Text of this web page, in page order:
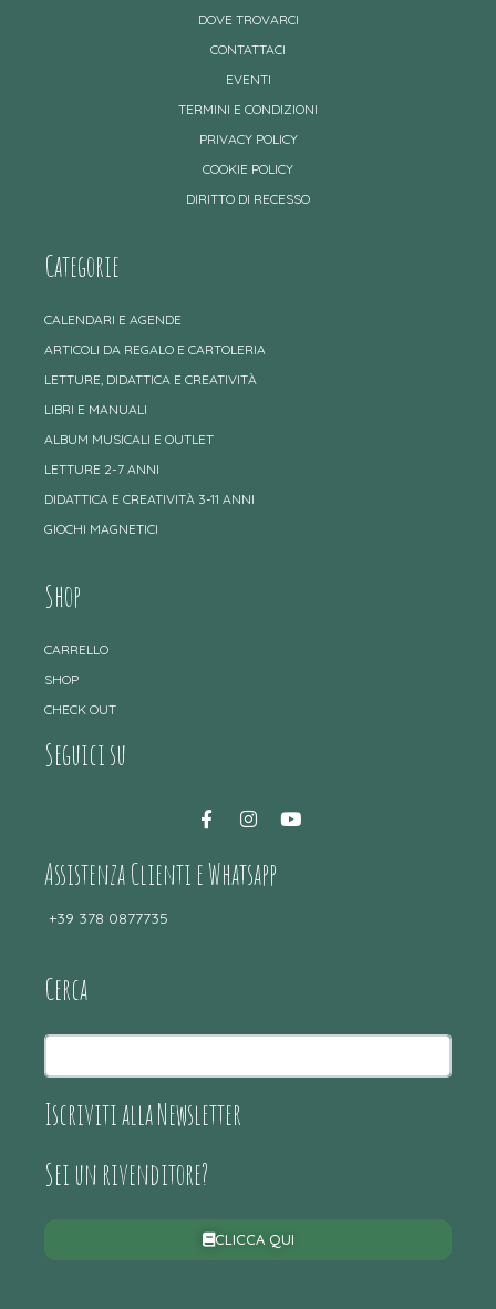
DOVE TROVARCI
CONTATTACI
EVENTI
TERMINI E CONDIZIONI
PRIVACY POLICY
COOKIE POLICY
DIRITTO DI RECESSO
Categorie
CALENDARI E AGENDE
ARTICOLI DA REGALO E CARTOLERIA
LETTURE, DIDATTICA E CREATIVITÀ
LIBRI E MANUALI
ALBUM MUSICALI E OUTLET
LETTURE 2-7 ANNI
DIDATTICA E CREATIVITÀ 3-11 ANNI
GIOCHI MAGNETICI
Shop
CARRELLO
SHOP
CHECK OUT
Seguici su
Assistenza Clienti e Whatsapp
+39 378 0877735
Cerca
Iscriviti alla Newsletter
Sei un rivenditore?
CLICCA QUI